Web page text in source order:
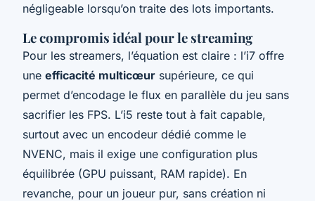
négligeable lorsqu’on traite des lots importants.
Le compromis idéal pour le streaming
Pour les streamers, l’équation est claire : l’i7 offre
une efficacité multicœur supérieure, ce qui
permet d’encodage le flux en parallèle du jeu sans
sacrifier les FPS. L’i5 reste tout à fait capable,
surtout avec un encodeur dédié comme le
NVENC, mais il exige une configuration plus
équilibrée (GPU puissant, RAM rapide). En
revanche, pour un joueur pur, sans création ni